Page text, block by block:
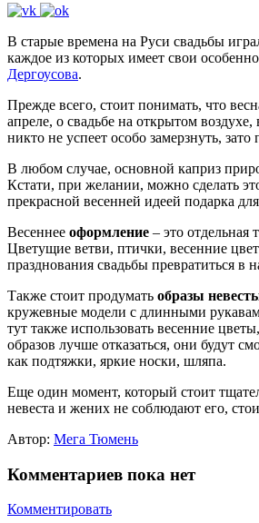
В старые времена на Руси свадьбы
каждое из которых имеет свои
Дергоусова.
Прежде всего, стоит понимать, что
апреле, о свадьбе на открытом
никто не успеет особо замерзнуть,
В любом случае, основной каприз
Кстати, при желании, можно сделать
прекрасной весенней идеей подарка
Весеннее оформление – это
Цветущие ветви, птички, весенние
празднования свадьбы превратиться в
Также стоит продумать образы
кружевные модели с длинными
тут также использовать весенние
образов лучше отказаться, они будут
как подтяжки, яркие носки, шляпа.
Еще один момент, который стоит
невеста и жених не соблюдают его,
Автор: Мега Тюмень
Комментариев пока нет
Комментировать